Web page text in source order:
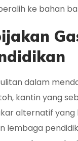
ke bahan
dalam
kantin yang
alternatif yang
lembaga